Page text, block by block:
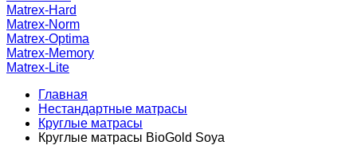
Matrex-Hard
Matrex-Norm
Matrex-Optima
Matrex-Memory
Matrex-Lite
Главная
Нестандартные матрасы
Круглые матрасы
Круглые матрасы BioGold Soya